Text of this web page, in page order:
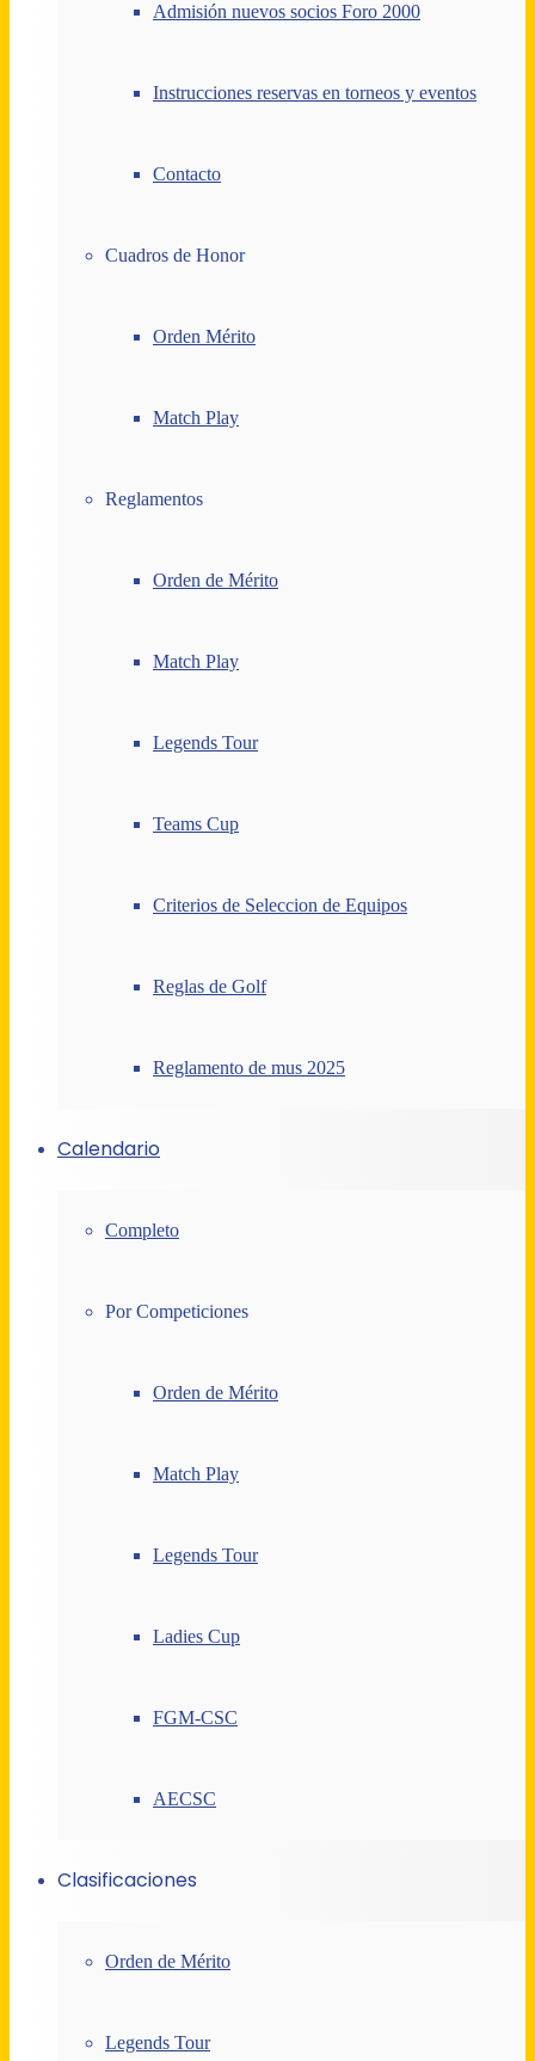
Admisión nuevos socios Foro 2000
Instrucciones reservas en torneos y eventos
Contacto
Cuadros de Honor
Orden Mérito
Match Play
Reglamentos
Orden de Mérito
Match Play
Legends Tour
Teams Cup
Criterios de Seleccion de Equipos
Reglas de Golf
Reglamento de mus 2025
Calendario
Completo
Por Competiciones
Orden de Mérito
Match Play
Legends Tour
Ladies Cup
FGM-CSC
AECSC
Clasificaciones
Orden de Mérito
Legends Tour